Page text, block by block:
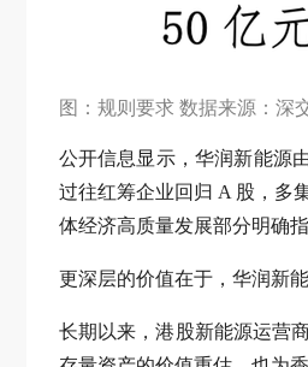
图：规则要求 数据来源：深
公开信息显示，华润新能源
过往红筹企业回归 A 股，多
体经济高质量发展部分明确
更深层的价值在于，华润新
长期以来，港股新能源运营